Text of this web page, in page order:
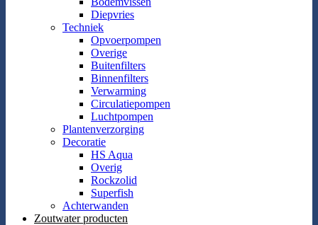
Diepvries
Techniek
Opvoerpompen
Overige
Buitenfilters
Binnenfilters
Verwarming
Circulatiepompen
Luchtpompen
Plantenverzorging
Decoratie
HS Aqua
Overig
Rockzolid
Superfish
Achterwanden
Zoutwater producten